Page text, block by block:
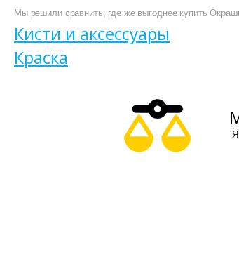
Мы решили сравнить, где же выгоднее купить
Кисти и аксессуары
Краска